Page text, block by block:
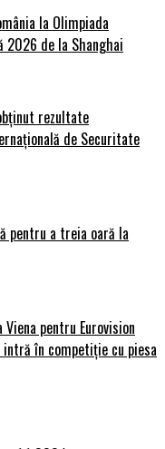
la Olimpiada
de la Shanghai
rezultate
de Securitate
pentru a treia oară la
pentru Eurovision
intră în competiție cu piesa